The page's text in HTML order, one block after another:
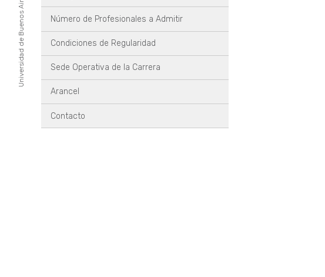
Universidad de Buenos Aires Número de Profesionales a Admitir
Condiciones de Regularidad
Sede Operativa de la Carrera
Arancel
Contacto